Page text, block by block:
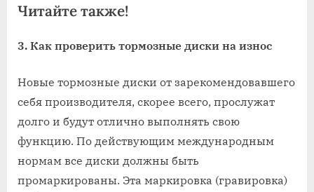
Читайте также!
3. Как проверить тормозные диски на износ
Новые тормозные диски от зарекомендовавшего
себя производителя, скорее всего, прослужат
долго и будут отлично выполнять свою
функцию. По действующим международным
нормам все диски должны быть
промаркированы. Эта маркировка (гравировка)